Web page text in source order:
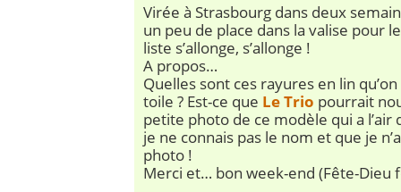
Virée à Strasbourg dans deux
un peu de place dans la valise pour
liste s’allonge, s’allonge !
A propos…
Quelles sont ces rayures en lin
toile ? Est-ce que Le Trio pourrait
petite photo de ce modèle qui a l’air
je ne connais pas le nom et que je
photo !
Merci et… bon week-end (Fête-Dieu